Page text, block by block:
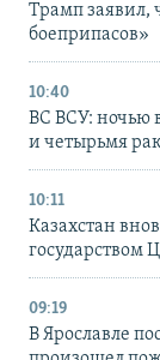
Трамп заявил,
боеприпасов»
10:40
ВС ВСУ: ночью
и четырьмя
10:11
Казахстан
государством
09:19
В Ярославле